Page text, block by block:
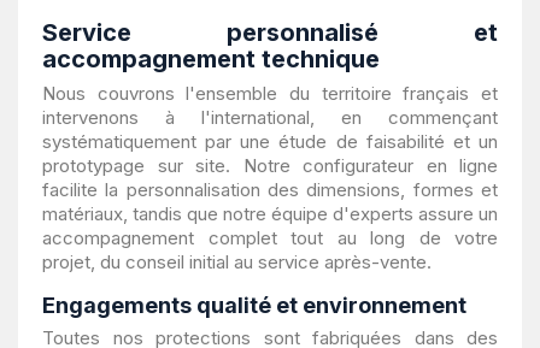
Service personnalisé et
accompagnement technique
Nous couvrons l'ensemble du territoire français et
intervenons à l'international, en commençant
systématiquement par une étude de faisabilité et un
prototypage sur site. Notre configurateur en ligne
facilite la personnalisation des dimensions, formes et
matériaux, tandis que notre équipe d'experts assure un
accompagnement complet tout au long de votre
projet, du conseil initial au service après-vente.
Engagements qualité et environnement
Toutes nos protections sont fabriquées dans des